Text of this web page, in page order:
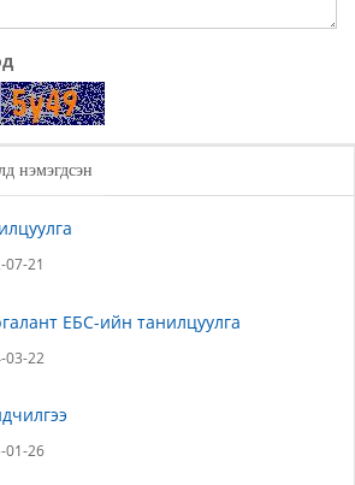
нэмэгдсэн
07-21
ЕБС-ийн танилцуулга
03-22
01-26